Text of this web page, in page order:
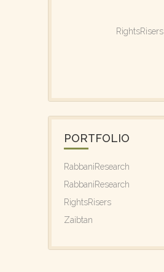
RightsRisers
PORTFOLIO
RabbaniResearch
RabbaniResearch
RightsRisers
Zaibtan